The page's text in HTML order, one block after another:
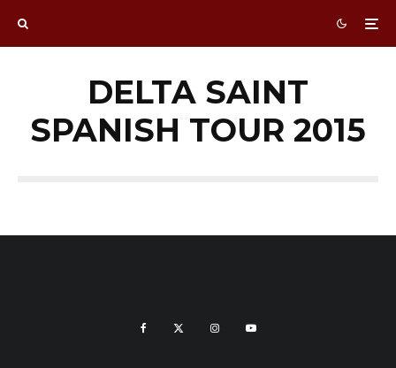
DELTA SAINT
SPANISH TOUR 2015